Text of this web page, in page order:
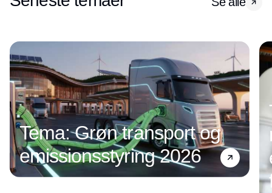
Tema: Grøn transport og
emissionsstyring 2026